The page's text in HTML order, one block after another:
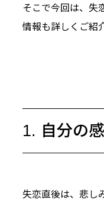
そこで今回は、失
情報も詳しくご紹
1. 自分の
失恋直後は、悲し